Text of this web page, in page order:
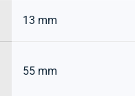
13 mm
55 mm